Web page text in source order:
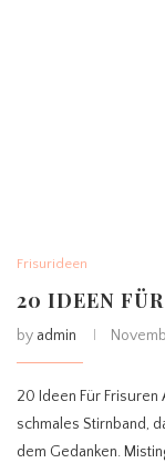
Frisurideen
20 IDEEN
by admin
20 Ideen Für Frisuren
schmales Stirnband,
dem Gedanken.